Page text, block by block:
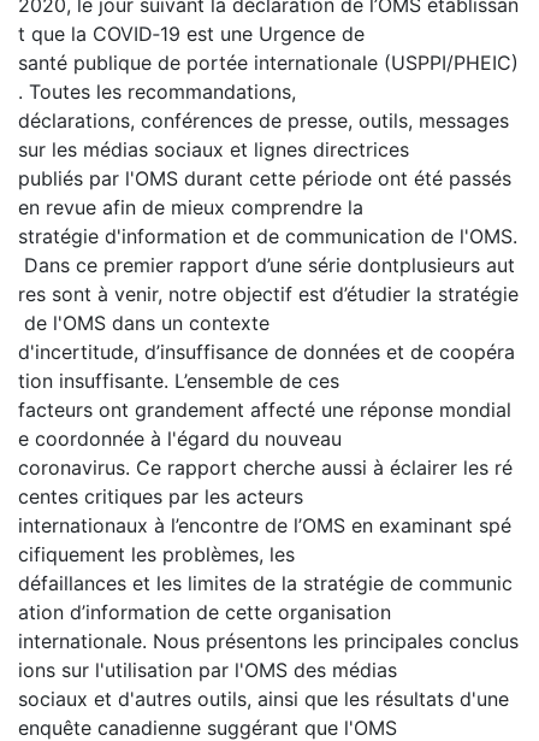
t que la COVID‐19 est une Urgence de
santé publique de portée internationale (USPPI/PHEIC)
. Toutes les recommandations,
déclarations, conférences de presse, outils, messages
sur les médias sociaux et lignes directrices
publiés par l'OMS durant cette période ont été passés
en revue afin de mieux comprendre la
stratégie d'information et de communication de l'OMS.
Dans ce premier rapport d’une série dontplusieurs aut
res sont à venir, notre objectif est d’étudier la stratégie
de l'OMS dans un contexte
d'incertitude, d’insuffisance de données et de coopéra
tion insuffisante. L’ensemble de ces
facteurs ont grandement affecté une réponse mondial
e coordonnée à l'égard du nouveau
coronavirus. Ce rapport cherche aussi à éclairer les ré
centes critiques par les acteurs
internationaux à l’encontre de l’OMS en examinant spé
cifiquement les problèmes, les
défaillances et les limites de la stratégie de communic
ation d’information de cette organisation
internationale. Nous présentons les principales conclus
ions sur l'utilisation par l'OMS des médias
sociaux et d'autres outils, ainsi que les résultats d'une
enquête canadienne suggérant que l'OMS